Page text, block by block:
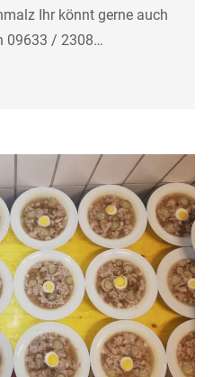
Ihr könnt gerne auch
09633 / 2308…